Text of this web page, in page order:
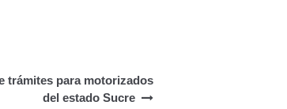
trámites para motorizados
del estado Sucre